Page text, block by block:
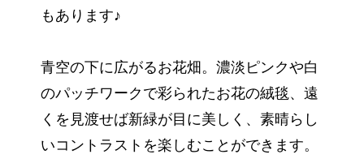
もあります♪
青空の下に広がるお花畑。濃淡ピンクや白
のパッチワークで彩られたお花の絨毯、遠
くを見渡せば新緑が目に美しく、素晴らし
いコントラストを楽しむことができます。